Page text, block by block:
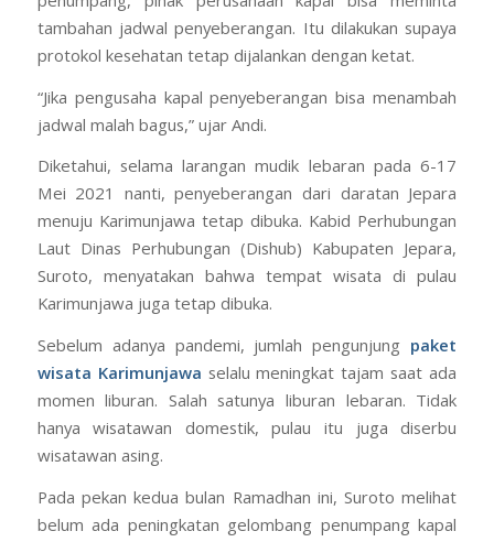
tambahan jadwal penyeberangan. Itu dilakukan supaya
protokol kesehatan tetap dijalankan dengan ketat.
“Jika pengusaha kapal penyeberangan bisa menambah
jadwal malah bagus,” ujar Andi.
Diketahui, selama larangan mudik lebaran pada 6-17
Mei 2021 nanti, penyeberangan dari daratan Jepara
menuju Karimunjawa tetap dibuka. Kabid Perhubungan
Laut Dinas Perhubungan (Dishub) Kabupaten Jepara,
Suroto, menyatakan bahwa tempat wisata di pulau
Karimunjawa juga tetap dibuka.
Sebelum adanya pandemi, jumlah pengunjung paket
wisata Karimunjawa selalu meningkat tajam saat ada
momen liburan. Salah satunya liburan lebaran. Tidak
hanya wisatawan domestik, pulau itu juga diserbu
wisatawan asing.
Pada pekan kedua bulan Ramadhan ini, Suroto melihat
belum ada peningkatan gelombang penumpang kapal